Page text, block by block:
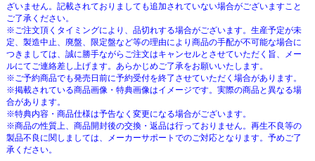
ざいません。記載されておりましても追加されていない場合がございますこと
ご了承ください。
※ご注文頂くタイミングにより、品切れする場合がございます。生産予定が未
定、製造中止、廃盤、限定盤など等の理由により商品の手配が不可能な場合に
つきましては、誠に勝手ながらご注文はキャンセルとさせていただく旨、メー
ルにてご連絡差し上げます。あらかじめご了承をお願いいたします。
※ご予約商品でも発売日前に予約受付を終了させていただく場合があります。
※掲載されている商品画像・特典画像はイメージです。実際の商品と異なる場
合があります。
※特典内容・商品仕様は予告なく変更になる場合がございます。
※商品の性質上、商品開封後の交換・返品は行っておりません。再生不良等の
製品不良に関しましては、メーカーサポートでのご対応となります。予めご了
承ください。